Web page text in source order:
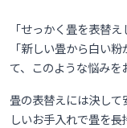
「せっかく畳を表替
「新しい畳から白い
て、このような悩みを
畳の表替えには決し
しいお手入れで畳を長